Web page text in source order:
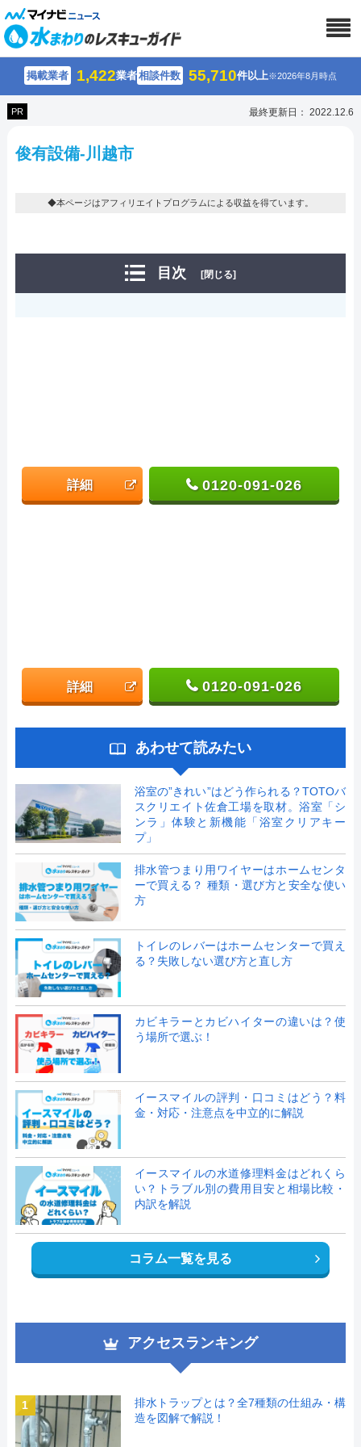
掲載業者 1,422業者相談件数 55,710件以上※2026年8月時点
PR 最終更新日： 2022.12.6
俊有設備-川越市
◆本ページはアフィリエイトプログラムによる収益を得ています。
目次 [閉じる]
詳細 0120-091-026
詳細 0120-091-026
あわせて読みたい
浴室の”きれい”はどう作られる？TOTOバ
スクリエイト佐倉工場を取材。浴室「シ
ンラ」体験と新機能「浴室クリアキー
プ」
排水管つまり用ワイヤーはホームセンタ
ーで買える？ 種類・選び方と安全な使い
方
トイレのレバーはホームセンターで買え
る？失敗しない選び方と直し方
カビキラーとカビハイターの違いは？使
う場所で選ぶ！
イースマイルの評判・口コミはどう？料
金・対応・注意点を中立的に解説
イースマイルの水道修理料金はどれくら
い？トラブル別の費用目安と相場比較・
内訳を解説
コラム一覧を見る
アクセスランキング
1
排水トラップとは？全7種類の仕組み・構
造を図解で解説！